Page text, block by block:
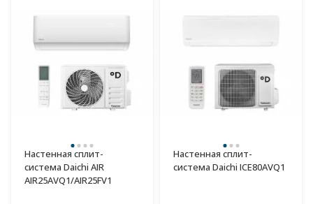
Настенная сплит-
система Daichi AIR
AIR25AVQ1/AIR25FV1
Настенная сплит-
система Daichi ICE80AVQ1